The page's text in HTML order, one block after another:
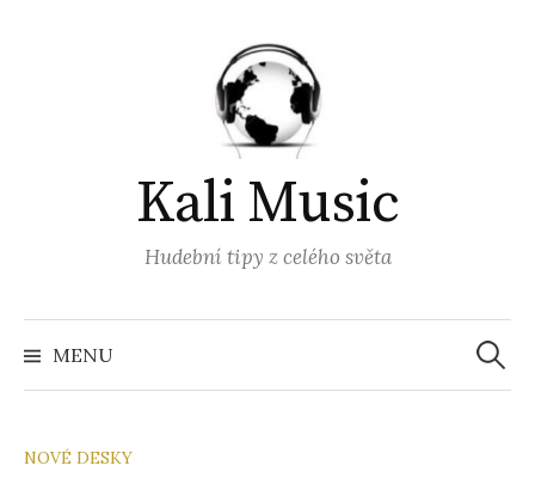
Kali Music
Hudební tipy z celého světa
MENU
NOVÉ DESKY